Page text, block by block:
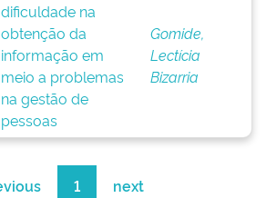
dificuldade na
obtenção da
informação em
meio a problemas
na gestão de
pessoas
Gomide,
Lectícia
Bizarria
1 next